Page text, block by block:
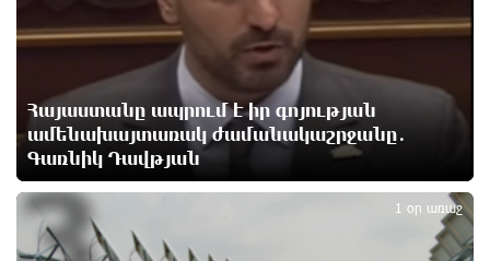
Որոնվում է նախաձեռնված քրեական վարույթի
շրջանակներում
18 ժամ առաջ
Փաշինյանն ու Թրամփը հեռախոսազրույց են
ունեցել
18 ժամ առաջ
Հայաստանը ապրում է իր գոյության
ամենախայտառակ ժամանակաշրջանը․
Գառնիկ Դավթյան
1 օր առաջ